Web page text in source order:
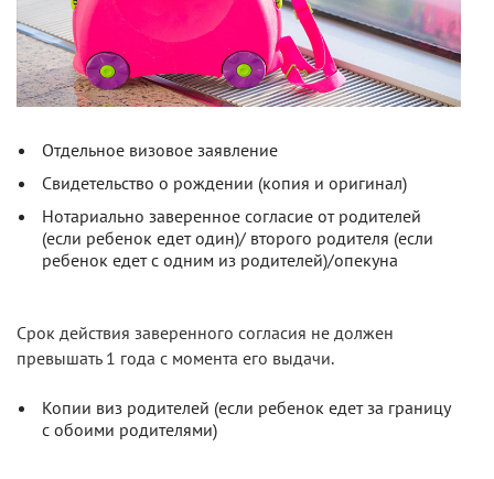
Отдельное визовое заявление
Свидетельство о рождении (копия и оригинал)
Нотариально заверенное согласие от родителей
(если ребенок едет один)/ второго родителя (если
ребенок едет с одним из родителей)/опекуна
Срок действия заверенного согласия не должен
превышать 1 года с момента его выдачи.
Копии виз родителей (если ребенок едет за границу
с обоими родителями)